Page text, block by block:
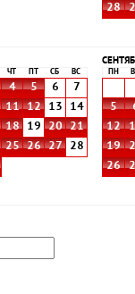
28
ЧТ СБ ВС
4 5 6
7
11 12 13
14
18 19 20
21
25 26 27
28
ПН
5
12
19
26